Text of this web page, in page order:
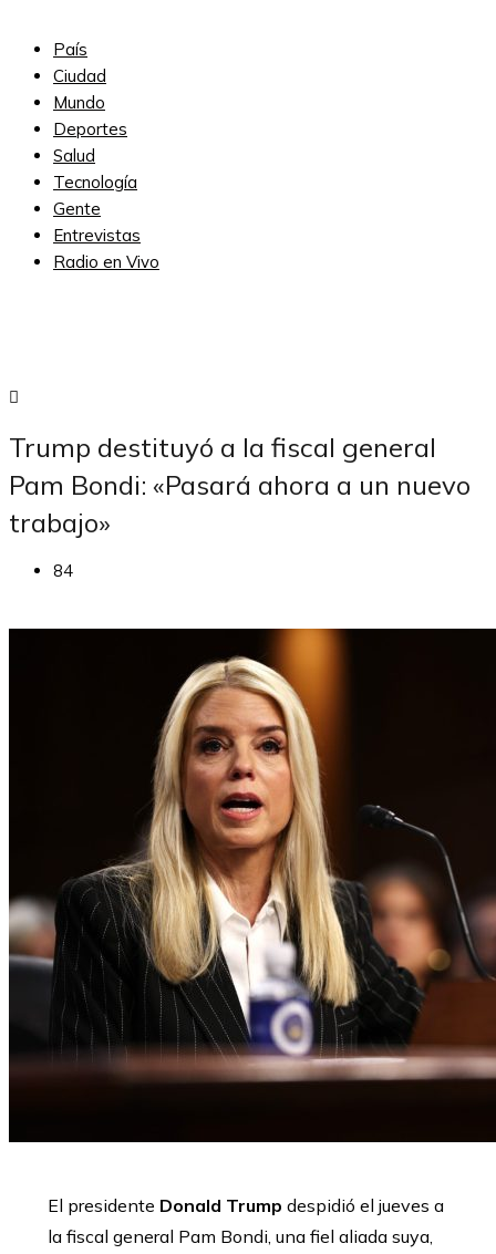
País
Ciudad
Mundo
Deportes
Salud
Tecnología
Gente
Entrevistas
Radio en Vivo
Trump destituyó a la fiscal general
Pam Bondi: «Pasará ahora a un nuevo
trabajo»
84
El presidente Donald Trump despidió el jueves a
la fiscal general Pam Bondi, una fiel aliada suya,